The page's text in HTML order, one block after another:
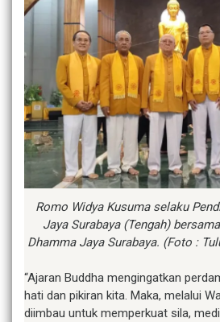
Romo Widya Kusuma selaku
Jaya Surabaya (Tengah)
Dhamma Jaya Surabaya. (Foto :
“Ajaran Buddha mengingatkan
hati dan pikiran kita. Maka, melalui
diimbau untuk memperkuat sila,